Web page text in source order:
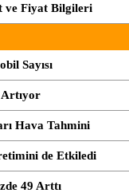
ve Fiyat Bilgileri
Sayısı
Artıyor
Hava Tahmini
de Etkiledi
49 Arttı